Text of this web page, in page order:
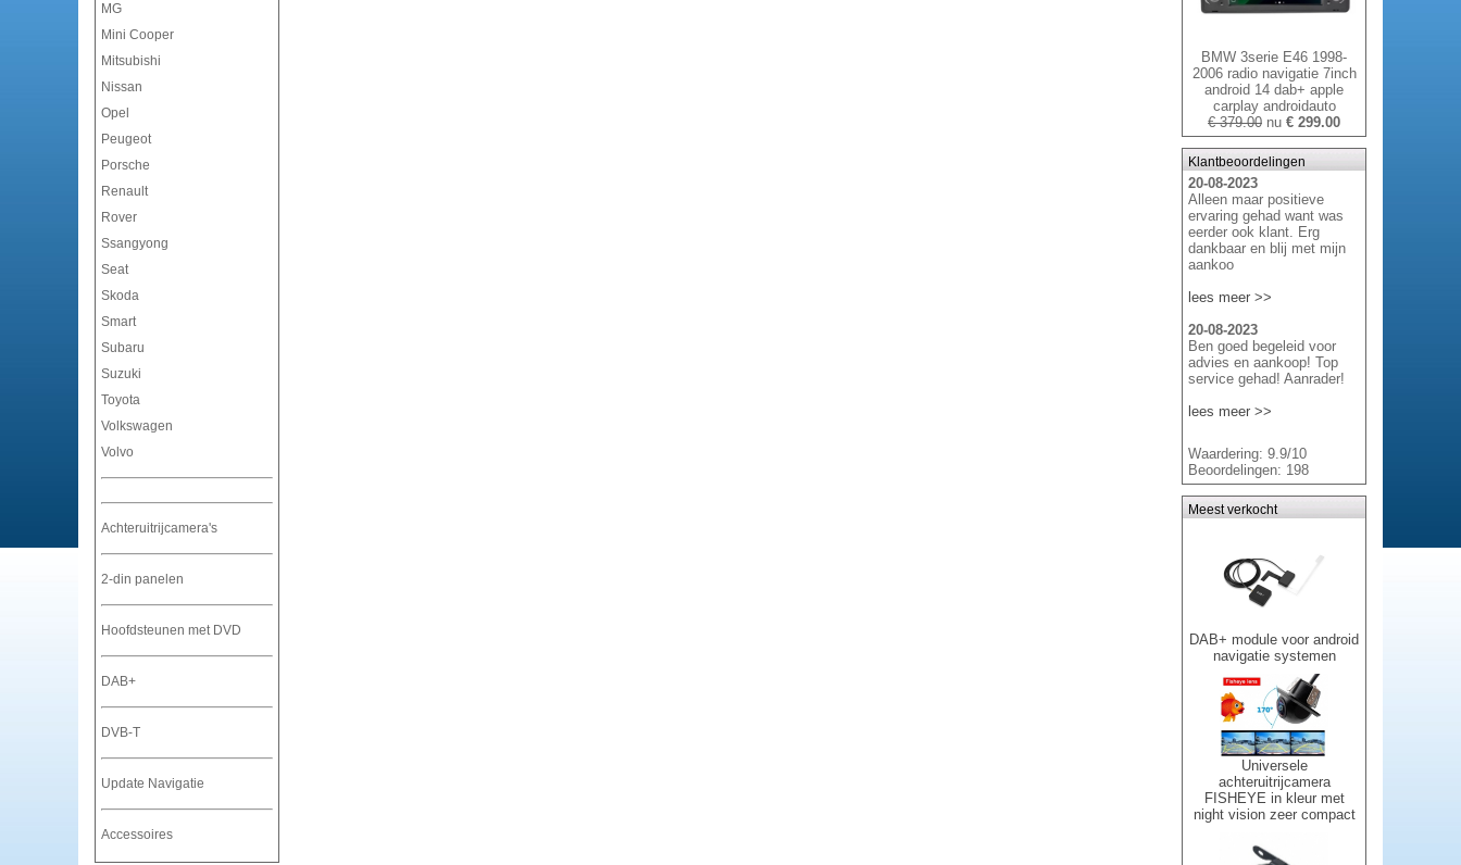
MG
Mini Cooper
Mitsubishi
Nissan
Opel
Peugeot
Porsche
Renault
Rover
Ssangyong
Seat
Skoda
Smart
Subaru
Suzuki
Toyota
Volkswagen
Volvo
Achteruitrijcamera's
2-din panelen
Hoofdsteunen met DVD
DAB+
DVB-T
Update Navigatie
Accessoires
BMW 3serie E46 1998-
2006 radio navigatie 7inch
android 14 dab+ apple
carplay androidauto
€ 379.00 nu € 299.00
Klantbeoordelingen
20-08-2023
Alleen maar positieve
ervaring gehad want was
eerder ook klant. Erg
dankbaar en blij met mijn
aankoo
lees meer >>
20-08-2023
Ben goed begeleid voor
advies en aankoop! Top
service gehad! Aanrader!
lees meer >>
Waardering: 9.9/10
Beoordelingen: 198
Meest verkocht
DAB+ module voor android
navigatie systemen
Universele
achteruitrijcamera
FISHEYE in kleur met
night vision zeer compact